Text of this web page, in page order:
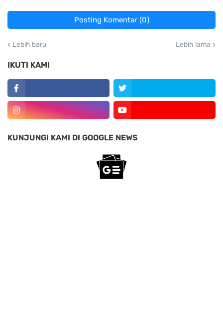
Posting Komentar (0)
Lebih baru Lebih lama
IKUTI KAMI
KUNJUNGI KAMI DI GOOGLE NEWS